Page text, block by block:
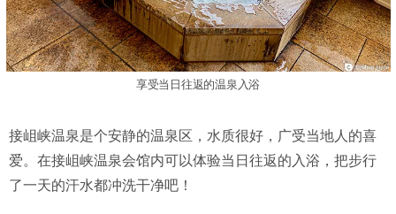
享受当日往返的温泉入浴
接岨峡温泉是个安静的温泉区，水质很好，广受当地人的喜
爱。在接岨峡温泉会馆内可以体验当日往返的入浴，把步行
了一天的汗水都冲洗干净吧！